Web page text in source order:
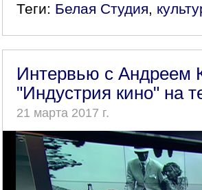
Теги: Белая Студия,
Интервью с Андреем
"Индустрия кино" на
21 марта 2017 г.